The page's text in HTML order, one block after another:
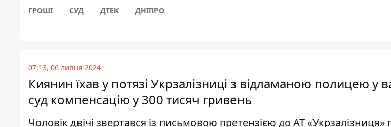
ГРОШІ СУД ДТЕК ДНІПРО
07:13, 06 липня 2024
Киянин їхав у потязі Укрзалізниці з відламаною полицею у
суд компенсацію у 300 тисяч гривень
Чоловік двічі звертався із письмовою претензією до АТ